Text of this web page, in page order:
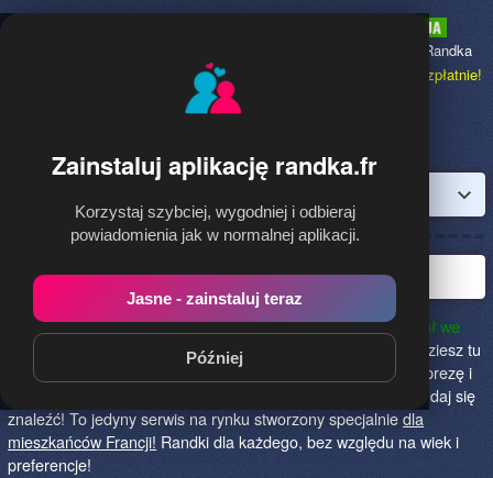
Zainstaluj aplikację randka.fr
Korzystaj szybciej, wygodniej i odbieraj
powiadomienia jak w normalnej aplikacji.
Jasne - zainstaluj teraz
Później
to najpopularniejsza Randka
dla Polaków w Francji,
dołącz bezpłatnie!
Najlepsza randka we Francji!
Randka.fr to najlepszy sposób na poznanie nowych przyjaciół we
Francji!
Określ czego szukasz i skończ z samotnością! Znajdziesz tu
osoby szukające miłości lub przygody, chętne na randkę, imprezę i
spotkanie na żywo! Dołącz do nas, powiedz czego szukasz i daj się
znaleźć! To jedyny serwis na rynku stworzony specjalniedla
mieszkańców Francji!Randki dla każdego, bez względu na wiek i
preferencje!